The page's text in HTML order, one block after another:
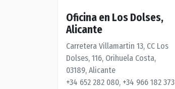
Oficina en Los Dolses,
Alicante
Carretera Villamartin 13, CC Los
Dolses, 116, Orihuela Costa,
03189, Alicante
+34 652 282 080, +34 966 182 373